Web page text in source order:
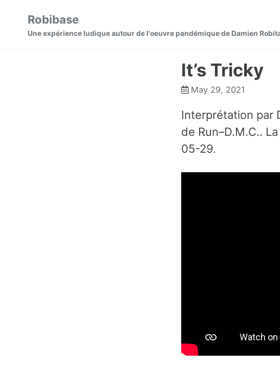
Skip
Robibase
Une expérience ludique autour de l'oeuvre pandémique de Damien
It’s Tricky
May 29, 2021
Interprétation par
de Run–D.M.C..
05-29.